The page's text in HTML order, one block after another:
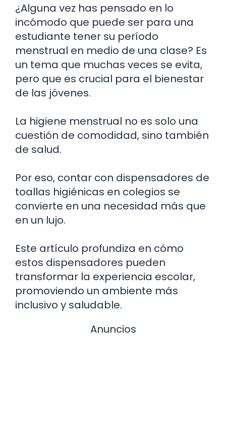
¿Alguna vez has pensado en lo
incómodo que puede ser para una
estudiante tener su período
menstrual en medio de una clase? Es
un tema que muchas veces se evita,
pero que es crucial para el bienestar
de las jóvenes.
La higiene menstrual no es solo una
cuestión de comodidad, sino también
de salud.
Por eso, contar con dispensadores de
toallas higiénicas en colegios se
convierte en una necesidad más que
en un lujo.
Este artículo profundiza en cómo
estos dispensadores pueden
transformar la experiencia escolar,
promoviendo un ambiente más
inclusivo y saludable.
Anuncios